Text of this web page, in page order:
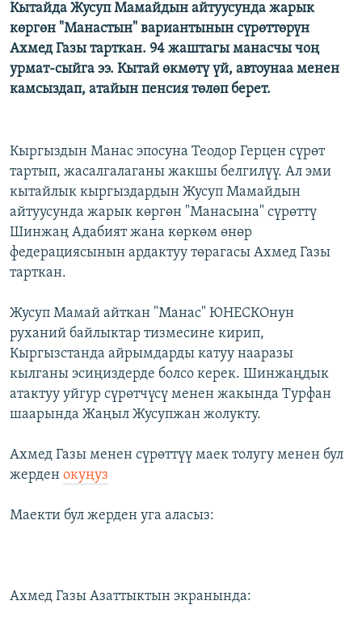
Кытайда Жусуп Мамайдын айтуусунда жарык
көргөн "Манастын" вариантынын сүрөттөрүн
Ахмед Газы тарткан. 94 жаштагы манасчы чоң
урмат-сыйга ээ. Кытай өкмөтү үй, автоунаа менен
камсыздап, атайын пенсия төлөп берет.
Кыргыздын Манас эпосуна Теодор Герцен сүрөт
тартып, жасалгалаганы жакшы белгилүү. Ал эми
кытайлык кыргыздардын Жусуп Мамайдын
айтуусунда жарык көргөн "Манасына" сүрөттү
Шинжаң Адабият жана көркөм өнөр
федерациясынын ардактуу төрагасы Ахмед Газы
тарткан.
Жусуп Мамай айткан "Манас" ЮНЕСКОнун
руханий байлыктар тизмесине кирип,
Кыргызстанда айрымдарды катуу нааразы
кылганы эсиңиздерде болсо керек. Шинжаңдык
атактуу уйгур сүрөтчүсү менен жакында Турфан
шаарында Жаңыл Жусупжан жолукту.
Ахмед Газы менен сүрөттүү маек толугу менен бул
жерден окуңуз
Маекти бул жерден уга аласыз:
Ахмед Газы Азаттыктын экранында: